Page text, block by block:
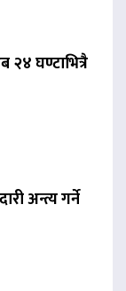
२४ घण्टाभित्रै
अन्त्य गर्ने